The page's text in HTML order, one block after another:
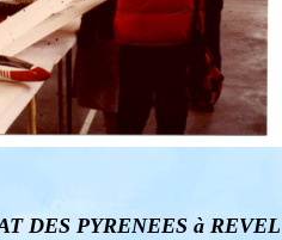
DES PYRENEES à REVEL